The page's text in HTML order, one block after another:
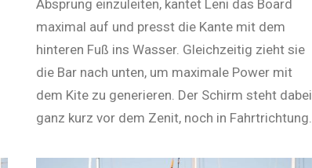
Absprung einzuleiten, kantet Leni das Board
maximal auf und presst die Kante mit dem
hinteren Fuß ins Wasser. Gleichzeitig zieht sie
die Bar nach unten, um ma­xi­male Power mit
dem Kite zu generieren. Der Schirm steht dabei
ganz kurz vor dem Zenit, noch in Fahrtrichtung.